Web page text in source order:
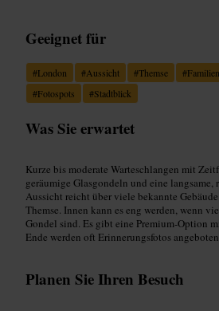
Geeignet für
#London #Aussicht #Themse #
#Fotospots #Stadtblick
Was Sie erwartet
Kurze bis moderate Warteschlangen mit
geräumige Glasgondeln und eine langsame,
Aussicht reicht über viele bekannte
Themse. Innen kann es eng werden, wenn
Gondel sind. Es gibt eine Premium-Option
Ende werden oft Erinnerungsfotos
Planen Sie Ihren Besuch